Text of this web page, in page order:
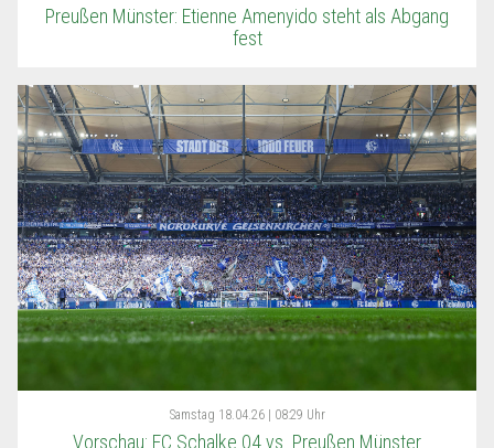
Preußen Münster: Etienne Amenyido steht als Abgang
fest
Samstag 18.04.26 | 08:29 Uhr
Vorschau: FC Schalke 04 vs. Preußen Münster